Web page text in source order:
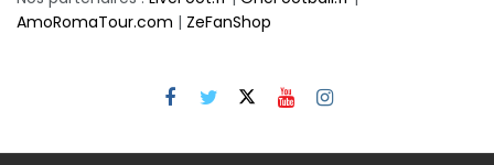
AmoRomaTour.com | ZeFanShop